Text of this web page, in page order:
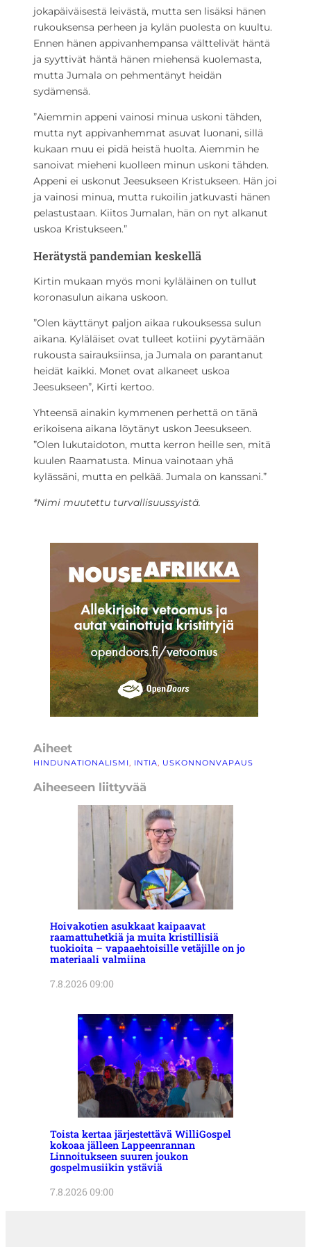
jokapäiväisestä leivästä, mutta sen lisäksi hänen
rukouksensa perheen ja kylän puolesta on kuultu.
Ennen hänen appivanhempansa välttelivät häntä
ja syyttivät häntä hänen miehensä kuolemasta,
mutta Jumala on pehmentänyt heidän
sydämensä.
”Aiemmin appeni vainosi minua uskoni tähden,
mutta nyt appivanhemmat asuvat luonani, sillä
kukaan muu ei pidä heistä huolta. Aiemmin he
sanoivat mieheni kuolleen minun uskoni tähden.
Appeni ei uskonut Jeesukseen Kristukseen. Hän joi
ja vainosi minua, mutta rukoilin jatkuvasti hänen
pelastustaan. Kiitos Jumalan, hän on nyt alkanut
uskoa Kristukseen.”
Herätystä pandemian keskellä
Kirtin mukaan myös moni kyläläinen on tullut
koronasulun aikana uskoon.
”Olen käyttänyt paljon aikaa rukouksessa sulun
aikana. Kyläläiset ovat tulleet kotiini pyytämään
rukousta sairauksiinsa, ja Jumala on parantanut
heidät kaikki. Monet ovat alkaneet uskoa
Jeesukseen”, Kirti kertoo.
Yhteensä ainakin kymmenen perhettä on tänä
erikoisena aikana löytänyt uskon Jeesukseen.
”Olen lukutaidoton, mutta kerron heille sen, mitä
kuulen Raamatusta. Minua vainotaan yhä
kylässäni, mutta en pelkää. Jumala on kanssani.”
*Nimi muutettu turvallisuussyistä.
Aiheet
HINDUNATIONALISMI, INTIA, USKONNONVAPAUS
Aiheeseen liittyvää
Hoivakotien asukkaat kaipaavat
raamattuhetkiä ja muita kristillisiä
tuokioita – vapaaehtoisille vetäjille on jo
materiaali valmiina
7.8.2026 09:00
Toista kertaa järjestettävä WilliGospel
kokoaa jälleen Lappeenrannan
Linnoitukseen suuren joukon
gospelmusiikin ystäviä
7.8.2026 09:00